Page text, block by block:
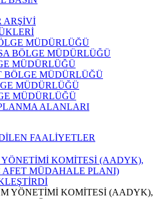
ARŞİVİ
MÜDÜRLÜĞÜ
BÖLGE MÜDÜRLÜĞÜ
MÜDÜRLÜĞÜ
BÖLGE MÜDÜRLÜĞÜ
MÜDÜRLÜĞÜ
MÜDÜRLÜĞÜ
ALANLARI
FAALİYETLER
KOMİTESİ (AADYK),
MÜDAHALE PLANI)